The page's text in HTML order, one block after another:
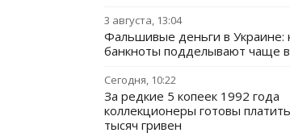
3 августа, 13:04
Фальшивые деньги в Украине:
банкноты подделывают чаще
Сегодня, 10:22
За редкие 5 копеек 1992 года
коллекционеры готовы
тысяч гривен